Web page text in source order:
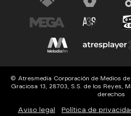
© Atresmedia Corporación de Medios
Graciosa 13, 28703, S.S. de los Reyes,
derechos
Aviso legal Política de